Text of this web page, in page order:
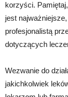
korzyści.
jest
profesjonalistą
dotyczących
Wezwanie do
jakichkolwiek